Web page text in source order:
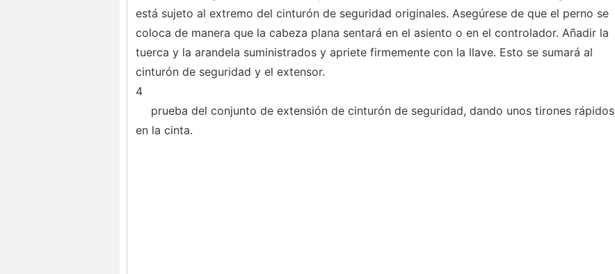
está sujeto al extremo del cinturón de seguridad originales. Asegúrese de que el perno se
coloca de manera que la cabeza plana sentará en el asiento o en el controlador. Añadir la
tuerca y la arandela suministrados y apriete firmemente con la llave. Esto se sumará al
cinturón de seguridad y el extensor.
4
prueba del conjunto de extensión de cinturón de seguridad, dando unos tirones rápidos
en la cinta.